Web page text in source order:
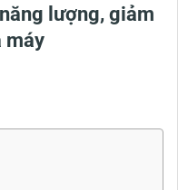
lượng, giảm
máy